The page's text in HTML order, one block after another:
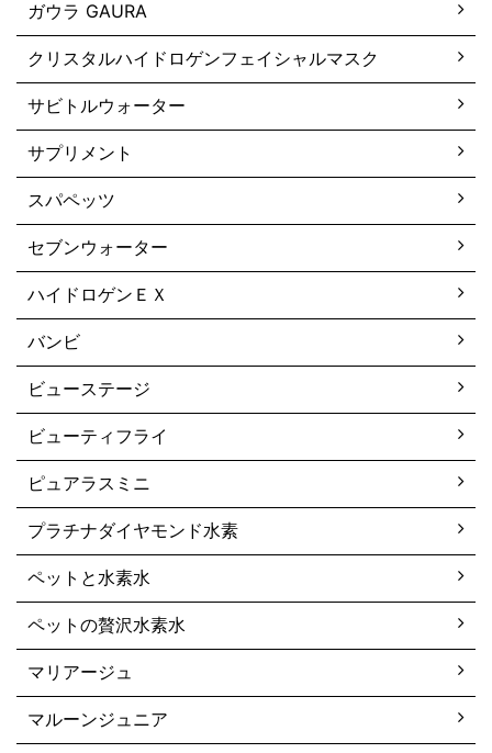
ガウラ GAURA
クリスタルハイドロゲンフェイシャルマスク
サビトルウォーター
サプリメント
スパペッツ
セブンウォーター
ハイドロゲンＥＸ
バンビ
ビューステージ
ビューティフライ
ピュアラスミニ
プラチナダイヤモンド水素
ペットと水素水
ペットの贅沢水素水
マリアージュ
マルーンジュニア